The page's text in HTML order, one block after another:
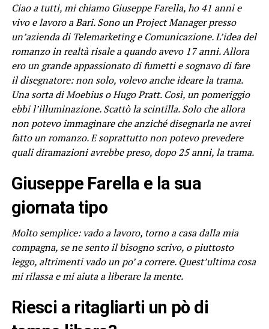
Ciao a tutti, mi chiamo Giuseppe Farella, ho 41 anni e
vivo e lavoro a Bari. Sono un Project Manager presso
un’azienda di Telemarketing e Comunicazione. L’idea del
romanzo in realtà risale a quando avevo 17 anni. Allora
ero un grande appassionato di fumetti e sognavo di fare
il disegnatore: non solo, volevo anche ideare la trama.
Una sorta di Moebius o Hugo Pratt. Così, un pomeriggio
ebbi l’illuminazione. Scattò la scintilla. Solo che allora
non potevo immaginare che anziché disegnarla ne avrei
fatto un romanzo. E soprattutto non potevo prevedere
quali diramazioni avrebbe preso, dopo 25 anni, la trama.
Giuseppe Farella e la sua
giornata tipo
Molto semplice: vado a lavoro, torno a casa dalla mia
compagna, se ne sento il bisogno scrivo, o piuttosto
leggo, altrimenti vado un po’ a correre. Quest’ultima cosa
mi rilassa e mi aiuta a liberare la mente.
Riesci a ritagliarti un pò di